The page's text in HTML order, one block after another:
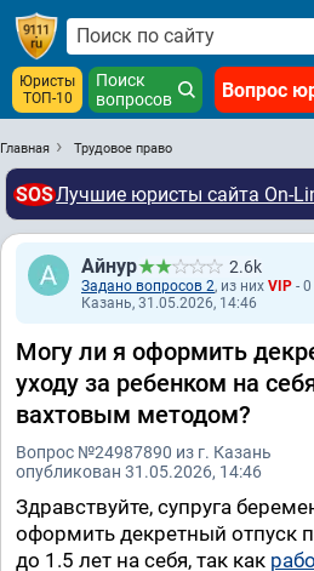
Юристы
ТОП-10
Поиск
вопросов
Вопрос
Главная Трудовое право
SOSЛучшие юристы сайта On-
Айнур 2.6k
Задано вопросов 2, из них VIP - 0
Казань, 31.05.2026, 14:46
Могу ли я оформить
уходу за ребенком на
вахтовым методом?
Вопрос №24987890 из г. Казань
опубликован 31.05.2026, 14:46
Здравствуйте, супруга
оформить декретный отпуск
до 1.5 лет на себя, так как